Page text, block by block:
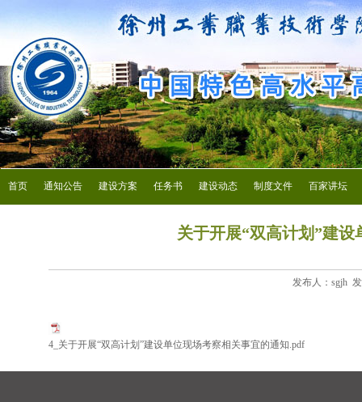
首页 通知公告 建设方案 任务书 建设动态 制度文件 百家讲坛
关于开展“双高计划”建
发布人：sgjh
4_关于开展“双高计划”建设单位现场考察相关事宜的通知.pdf